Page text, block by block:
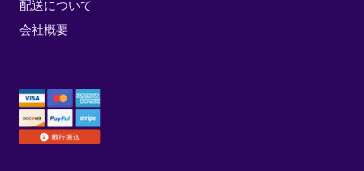
配送について
会社概要